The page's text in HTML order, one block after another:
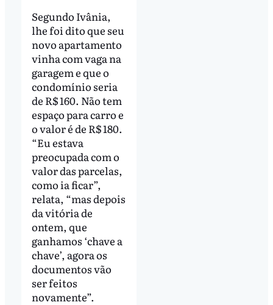
Segundo Ivânia,
lhe foi dito que seu
novo apartamento
vinha com vaga na
garagem e que o
condomínio seria
de R$ 160. Não tem
espaço para carro e
o valor é de R$ 180.
“Eu estava
preocupada com o
valor das parcelas,
como ia ficar”,
relata, “mas depois
da vitória de
ontem, que
ganhamos ‘chave a
chave’, agora os
documentos vão
ser feitos
novamente”.